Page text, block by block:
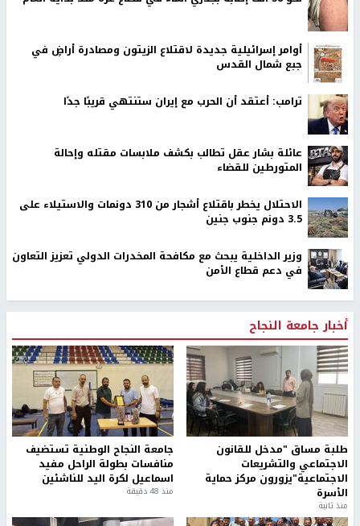
أوامر إسرائيلية جديدة لاقتلاع الزيتون ومصادرة أراضٍ في
جبع شمال القدس
ترامب: أعتقد أن الحرب مع إيران ستنتهي قريبًا جدًا
عائلة بشار عقل تطالب بكشف ملابسات مقتله وإحالة
المتورطين للقضاء
الاحتلال يخطر باقتلاع أشجار من 310 دونمات والاستيلاء على
3.5 دونم جنوب جنين
وزير الداخلية يبحث مع مكافحة المخدرات الدولي تعزيز التعاون
في دعم قطاع الأمن
أخبار جامعة النجاح
طلبة مساق "مدخل للقانون
الاجتماعي والتشريعات
الاجتماعية"يزورون مركز حماية
الأسرة
منذ ثانية
جامعة النجاح الوطنية تستضيف
منافسات بطولة الراحل مفيد
اسماعيل لكرة اليد للناشئين
منذ 48 دقيقة